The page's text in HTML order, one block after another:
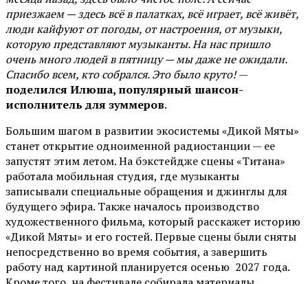
приезжаем — здесь всё в палатках, всё играет, всё живёт,
люди кайфуют от погоды, от настроения, от музыки,
которую представляют музыканты. На нас пришло
очень много людей в пятницу — мы даже не ожидали.
Спасибо всем, кто собрался. Это было круто!—
поделился Илюша, популярный шансон-
исполнитель для зуммеров.
Большим шагом в развитии экосистемы «Дикой Мяты»
станет открытие одноименной радиостанции — ее
запустят этим летом. На бэкстейдже сцены «Титана»
работала мобильная студия, где музыканты
записывали специальные обращения и джинглы для
будущего эфира. Также началось производство
художественного фильма, который расскажет историю
«Дикой Мяты» и его гостей. Первые сцены были сняты
непосредственно во время события, а завершить
работу над картиной планируется осенью 2027 года.